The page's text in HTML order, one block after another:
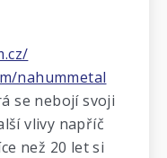
nahummetal
se nebojí svoji
vlivy napříč
než 20 let si